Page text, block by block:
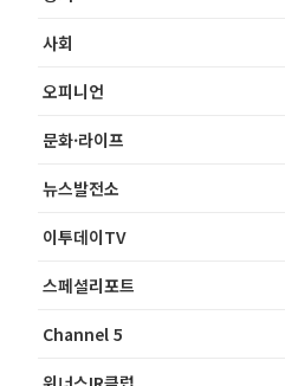
사회
오피니언
문화·라이프
뉴스발전소
이투데이TV
스페셜리포트
Channel 5